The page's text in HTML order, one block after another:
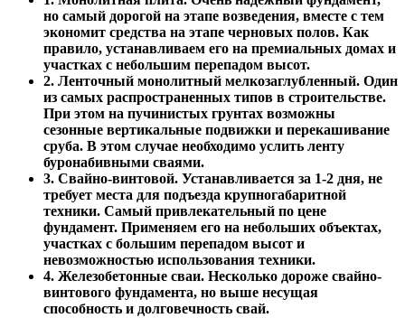
но самый дорогой на этапе возведения, вместе с тем
экономит средства на этапе черновых полов. Как
правило, устанавливаем его на премиальных домах и
участках с небольшим перепадом высот.
2. Ленточный монолитный мелкозаглубленный. Один
из самых распространенных типов в строительстве.
При этом на пучинистых грунтах возможны
сезонные вертикальные подвижки и перекашивание
сруба. В этом случае необходимо услить ленту
буронабивными сваями.
3. Свайно-винтовой. Устанавливается за 1-2 дня, не
требует места для подъезда крупногабаритной
техники. Самый привлекательный по цене
фундамент. Применяем его на небольших объектах,
участках с большим перепадом высот и
невозможностью использования техники.
4. Железобетонные сваи. Несколько дороже свайно-
винтового фундамента, но выше несущая
способность и долговечность свай.